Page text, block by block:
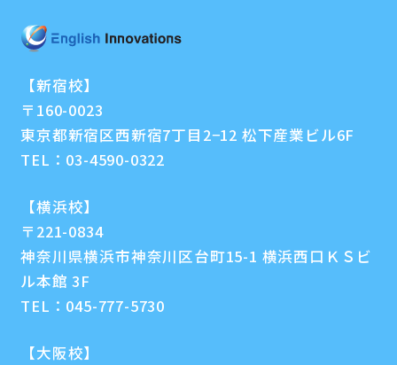
【新宿校】
〒160-0023
東京都新宿区西新宿7丁目2−12 松下産業ビル6F
TEL： 03-4590-0322
【横浜校】
〒221-0834
神奈川県横浜市神奈川区台町15-1 横浜西口ＫＳビ
ル本館 3F
TEL： 045-777-5730
【大阪校】